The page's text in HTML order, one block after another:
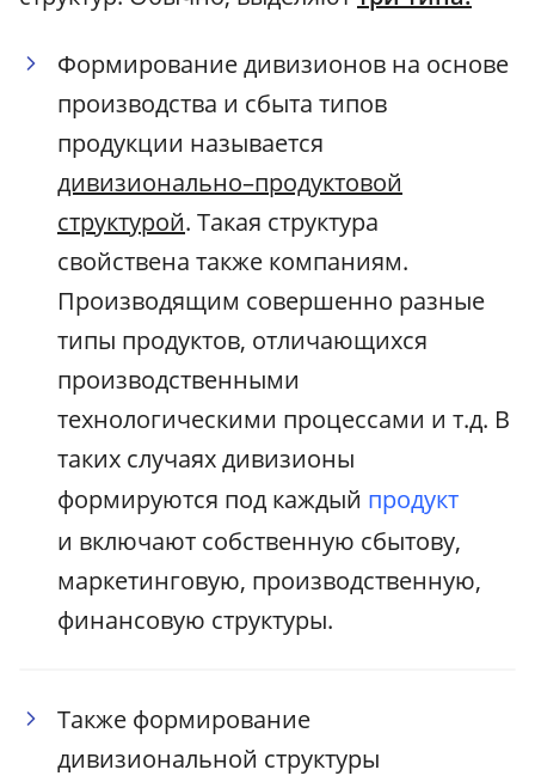
Формирование дивизионов на основе
производства и сбыта типов
продукции называется
дивизионально–продуктовой
структурой. Такая структура
свойствена также компаниям.
Производящим совершенно разные
типы продуктов, отличающихся
производственными
технологическими процессами и т.д. В
таких случаях дивизионы
формируются под каждый продукт
и включают собственную сбытову,
маркетинговую, производственную,
финансовую структуры.
Также формирование
дивизиональной структуры